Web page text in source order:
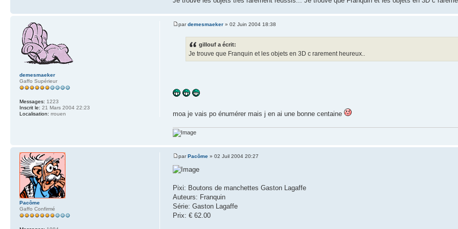
pardemesmaeker » 02 Juin 2004 18:38
gillouf a écrit:
Je trouve que Franquin et les objets en 3D c rarement heureux..
moa je vais po énumérer mais j en ai une bonne centaine
demesmaeker
Gaffo Supérieur
Messages: 1223
Inscrit le: 21 Mars 2004 22:23
Localisation: rrouen
parPacôme » 02 Juil 2004 20:27
Pixi: Boutons de manchettes Gaston Lagaffe
Auteurs: Franquin
Série: Gaston Lagaffe
Prix: € 62.00
Pacôme
Gaffo Confirmé